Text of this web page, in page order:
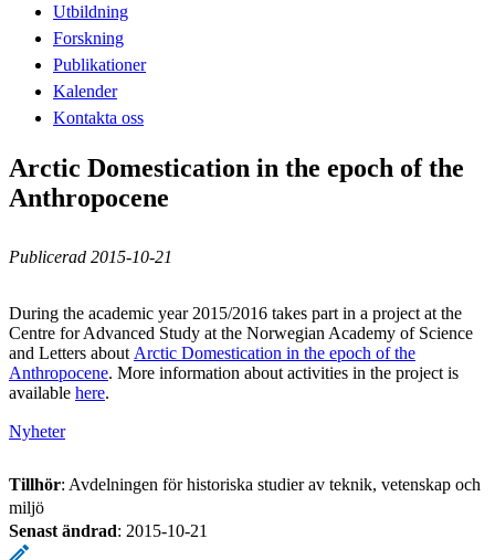
Utbildning
Forskning
Publikationer
Kalender
Kontakta oss
Arctic Domestication in the epoch of the
Anthropocene
Publicerad 2015-10-21
During the academic year 2015/2016 takes part in a project at the
Centre for Advanced Study at the Norwegian Academy of Science
and Letters about Arctic Domestication in the epoch of the
Anthropocene. More information about activities in the project is
available here.
Nyheter
Tillhör: Avdelningen för historiska studier av teknik, vetenskap och
miljö
Senast ändrad: 2015-10-21